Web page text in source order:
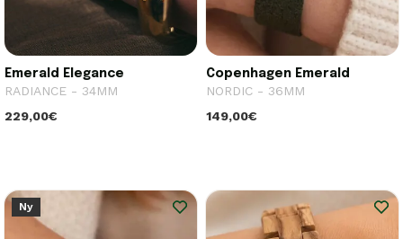
Emerald Elegance
RADIANCE - 34MM
229,00€
Copenhagen Emerald
NORDIC - 36MM
149,00€
Ny